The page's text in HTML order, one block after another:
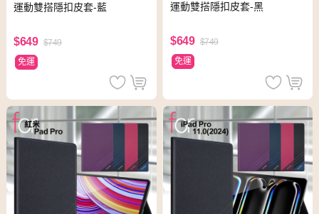
運動雙搭隱扣皮套-藍
$649 $749
免運
運動雙搭隱扣皮套-黑
$649 $749
免運